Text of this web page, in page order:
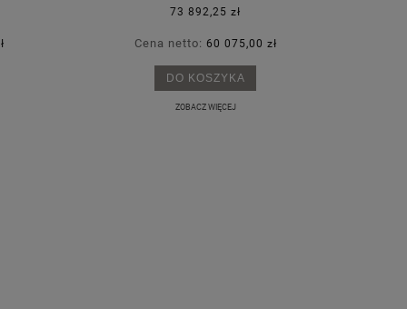
73 892,25 zł
Cena netto: 60 075,00 zł
DO KOSZYKA
ZOBACZ WIĘCEJ